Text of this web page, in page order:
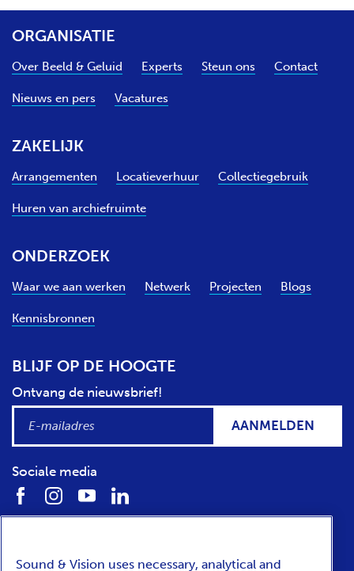
ORGANISATIE
Over Beeld & Geluid Experts Steun ons Contact
Nieuws en pers Vacatures
ZAKELIJK
Arrangementen Locatieverhuur Collectiegebruik
Huren van archiefruimte
ONDERZOEK
Waar we aan werken Netwerk Projecten Blogs
Kennisbronnen
BLIJF OP DE HOOGTE
Ontvang de nieuwsbrief!
AANMELDEN
Sociale media
Sound & Vision uses necessary, analytical and